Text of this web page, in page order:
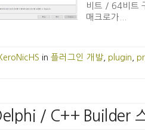
비트 / 64비트
매크로가...
in 플러그인 개발, plugin
/ C++ Builder